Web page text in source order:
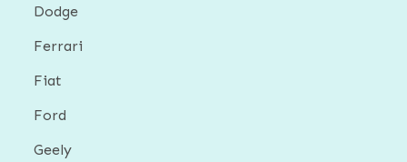
Dodge
Ferrari
Fiat
Ford
Geely